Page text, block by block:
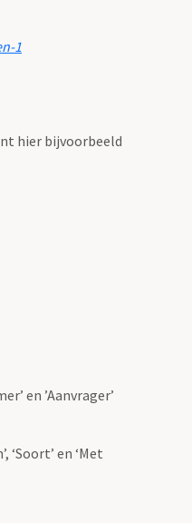
1
hier bijvoorbeeld
en ’Aanvrager’
en ‘Met